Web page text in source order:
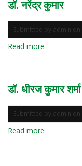
डॉ. नरेंद्र कुमार
Submitted by admin on
Read more
डॉ. धीरज कुमार शर्मा
Submitted by admin on
Read more